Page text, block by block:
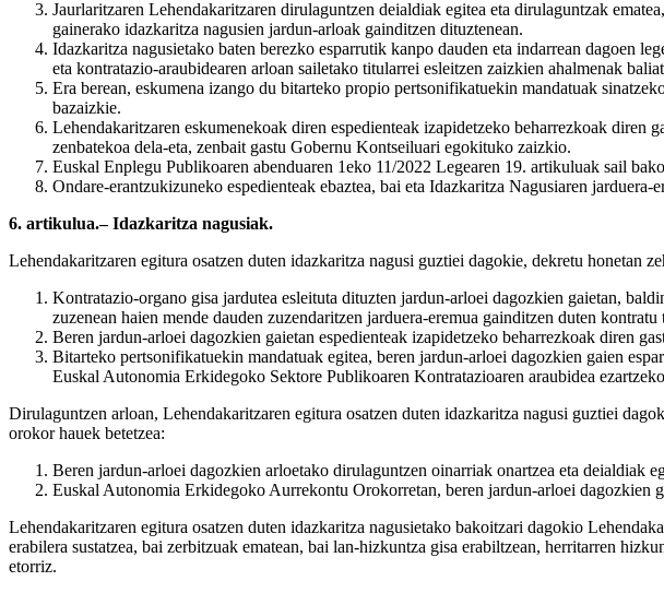
Jaurlaritzaren Lehendakaritzaren dirulaguntzen deialdiak egitea eta dirulaguntzak
gainerako idazkaritza nagusien jardun-arloak gainditzen dituztenean.
Idazkaritza nagusietako baten berezko esparrutik kanpo dauden eta indarrean dagoen
eta kontratazio-araubidearen arloan sailetako titularrei esleitzen zaizkien ahalmenak
Era berean, eskumena izango du bitarteko propio pertsonifikatuekin mandatuak
bazaizkie.
Lehendakaritzaren eskumenekoak diren espedienteak izapidetzeko beharrezkoak diren
zenbatekoa dela-eta, zenbait gastu Gobernu Kontseiluari egokituko zaizkio.
Euskal Enplegu Publikoaren abenduaren 1eko 11/2022 Legearen 19. artikuluak sail
Ondare-erantzukizuneko espedienteak ebaztea, bai eta Idazkaritza Nagusiaren jarduera-
6. artikulua.– Idazkaritza nagusiak.
Lehendakaritzaren egitura osatzen duten idazkaritza nagusi guztiei dagokie, dekretu honetan
Kontratazio-organo gisa jardutea esleituta dituzten jardun-arloei dagozkien gaietan,
zuzenean haien mende dauden zuzendaritzen jarduera-eremua gainditzen duten
Beren jardun-arloei dagozkien gaietan espedienteak izapidetzeko beharrezkoak diren
Bitarteko pertsonifikatuekin mandatuak egitea, beren jardun-arloei dagozkien gaien
Euskal Autonomia Erkidegoko Sektore Publikoaren Kontratazioaren araubidea
Dirulaguntzen arloan, Lehendakaritzaren egitura osatzen duten idazkaritza nagusi guztiei
orokor hauek betetzea:
Beren jardun-arloei dagozkien arloetako dirulaguntzen oinarriak onartzea eta deialdiak
Euskal Autonomia Erkidegoko Aurrekontu Orokorretan, beren jardun-arloei dagozkien
Lehendakaritzaren egitura osatzen duten idazkaritza nagusietako bakoitzari dagokio
erabilera sustatzea, bai zerbitzuak ematean, bai lan-hizkuntza gisa erabiltzean, herritarren
etorriz.